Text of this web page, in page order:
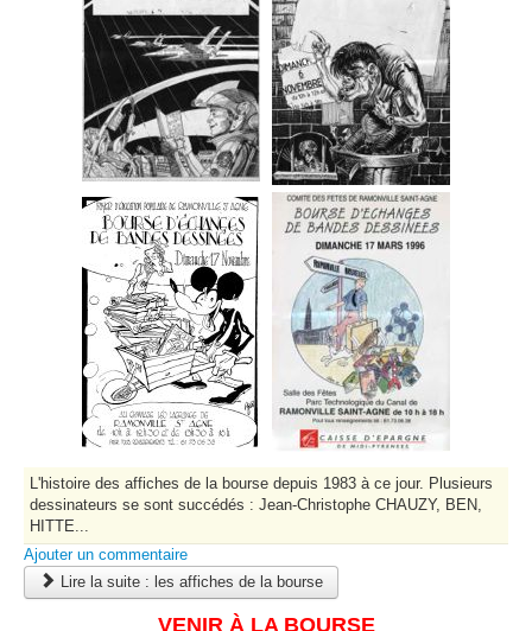
L'histoire des affiches de la bourse depuis 1983 à ce jour. Plusieurs
dessinateurs se sont succédés : Jean-Christophe CHAUZY, BEN,
HITTE...
Ajouter un commentaire
Lire la suite : les affiches de la bourse
VENIR À LA BOURSE